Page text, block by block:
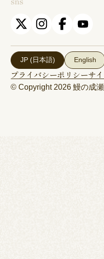
JP (日本語) English
プライバシーポリシーサ
© Copyright 2026鰻の成瀬